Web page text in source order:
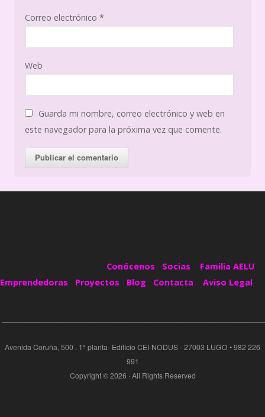
Correo electrónico *
Web
Guarda mi nombre, correo electrónico y web en
este navegador para la próxima vez que comente.
Conócenos Socias
Familia AELU
Emprendedoras
Proyectos Blog Contacta Aviso Legal
Avenida Coruña, 500 . 1ª planta- Edificio CEI-NODUS - 27003 LUGO • 982 226
991
Copyright © 2026 · All Rights Reserved